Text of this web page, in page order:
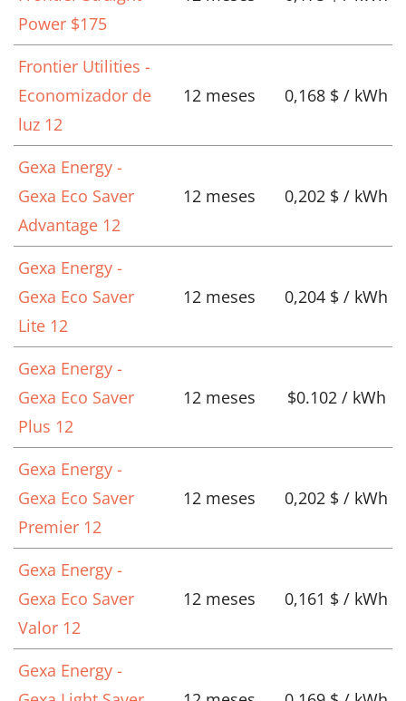
Power $175
Frontier Utilities -
Economizador de
luz 12
12 meses 0,168 $ / kWh
Gexa Energy -
Gexa Eco Saver
Advantage 12
12 meses 0,202 $ / kWh
Gexa Energy -
Gexa Eco Saver
Lite 12
12 meses 0,204 $ / kWh
Gexa Energy -
Gexa Eco Saver
Plus 12
12 meses $0.102 / kWh
Gexa Energy -
Gexa Eco Saver
Premier 12
12 meses 0,202 $ / kWh
Gexa Energy -
Gexa Eco Saver
Valor 12
12 meses 0,161 $ / kWh
Gexa Energy -